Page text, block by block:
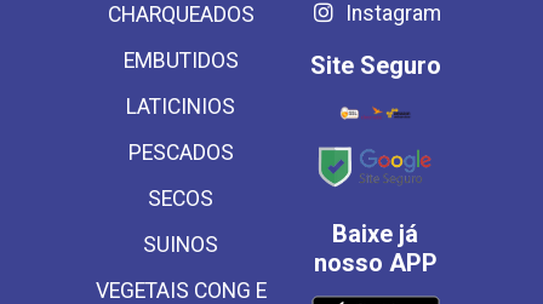
CHARQUEADOS
EMBUTIDOS
LATICINIOS
PESCADOS
SECOS
SUINOS
VEGETAIS CONG E
Instagram
Site Seguro
Baixe já
nosso APP